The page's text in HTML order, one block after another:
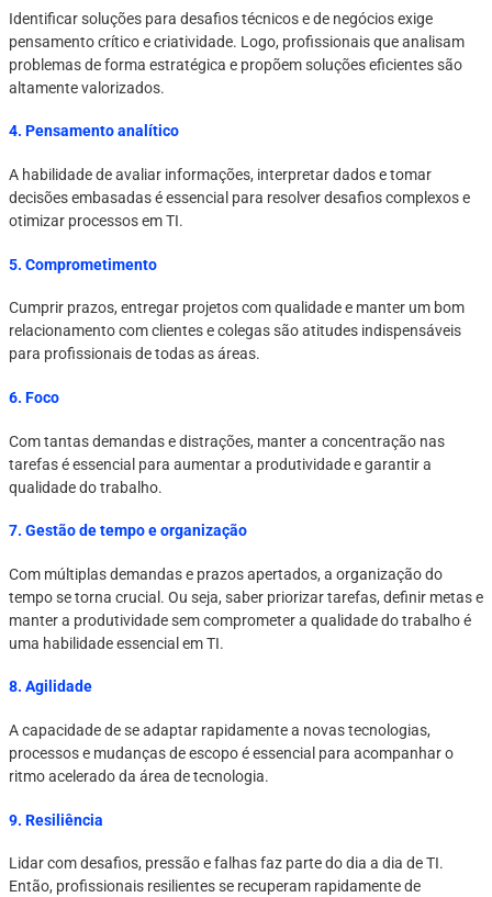
Identificar soluções para desafios técnicos e de negócios exige
pensamento crítico e criatividade. Logo, profissionais que analisam
problemas de forma estratégica e propõem soluções eficientes são
altamente valorizados.
4. Pensamento analítico
A habilidade de avaliar informações, interpretar dados e tomar
decisões embasadas é essencial para resolver desafios complexos e
otimizar processos em TI.
5. Comprometimento
Cumprir prazos, entregar projetos com qualidade e manter um bom
relacionamento com clientes e colegas são atitudes indispensáveis
para profissionais de todas as áreas.
6. Foco
Com tantas demandas e distrações, manter a concentração nas
tarefas é essencial para aumentar a produtividade e garantir a
qualidade do trabalho.
7. Gestão de tempo e organização
Com múltiplas demandas e prazos apertados, a organização do
tempo se torna crucial. Ou seja, saber priorizar tarefas, definir metas e
manter a produtividade sem comprometer a qualidade do trabalho é
uma habilidade essencial em TI.
8. Agilidade
A capacidade de se adaptar rapidamente a novas tecnologias,
processos e mudanças de escopo é essencial para acompanhar o
ritmo acelerado da área de tecnologia.
9. Resiliência
Lidar com desafios, pressão e falhas faz parte do dia a dia de TI.
Então, profissionais resilientes se recuperam rapidamente de